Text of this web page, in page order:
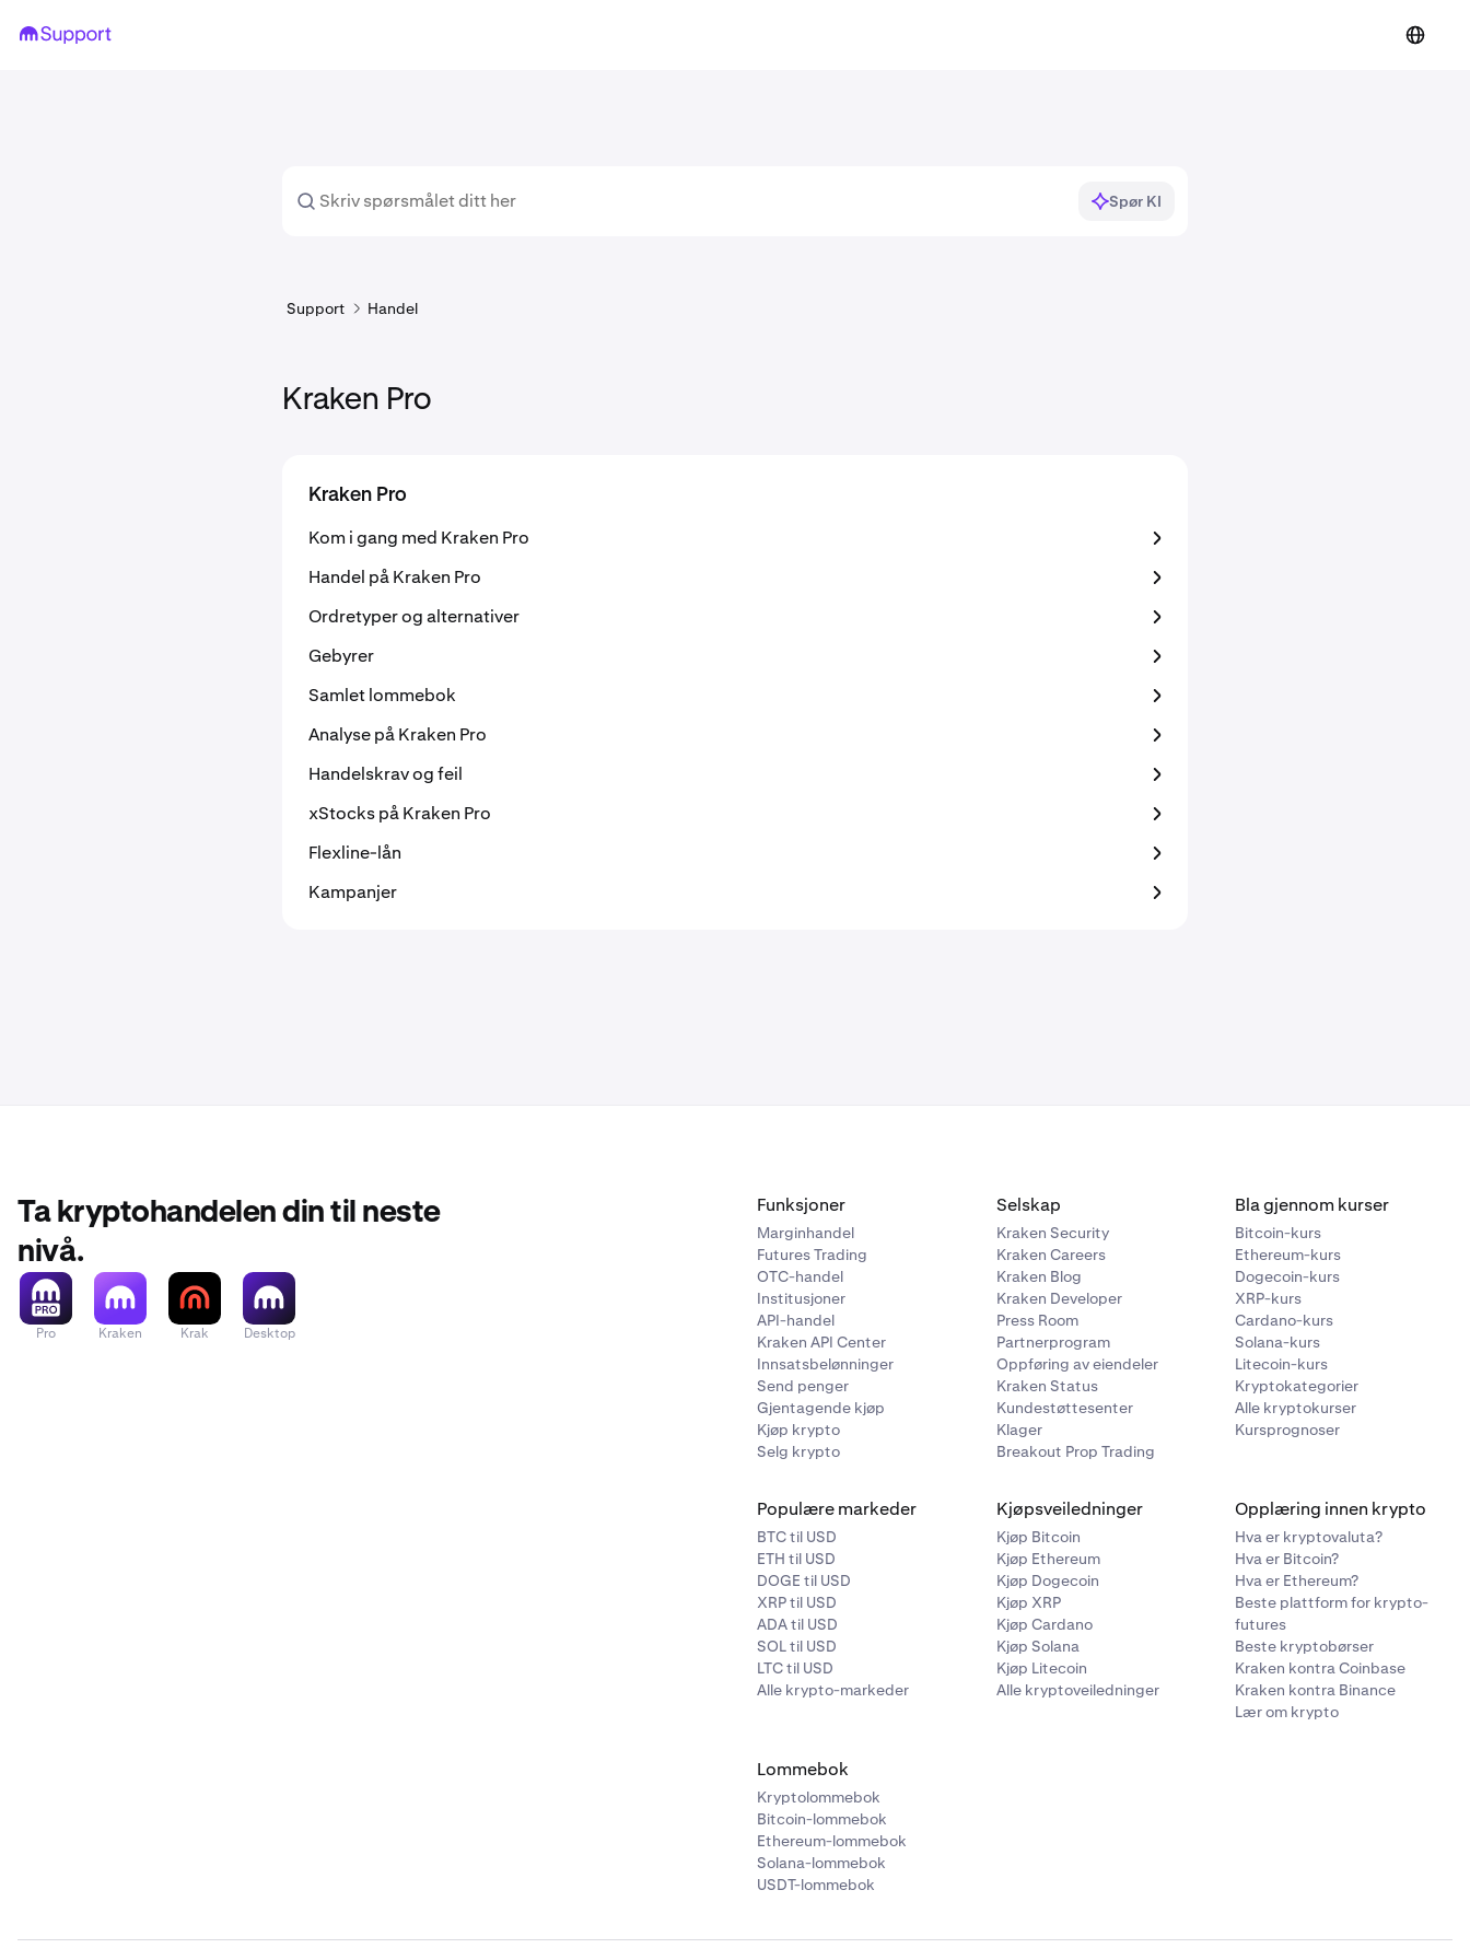
Spør KI
Support Handel
Kraken Pro
Kraken Pro
Kom i gang med Kraken Pro
Handel på Kraken Pro
Ordretyper og alternativer
Gebyrer
Samlet lommebok
Analyse på Kraken Pro
Handelskrav og feil
xStocks på Kraken Pro
Flexline-lån
Kampanjer
Ta kryptohandelen din til neste
nivå.
Pro Kraken Krak Desktop
Funksjoner
Marginhandel
Futures Trading
OTC-handel
Institusjoner
API-handel
Kraken API Center
Innsatsbelønninger
Send penger
Gjentagende kjøp
Kjøp krypto
Selg krypto
Selskap
Kraken Security
Kraken Careers
Kraken Blog
Kraken Developer
Press Room
Partnerprogram
Oppføring av eiendeler
Kraken Status
Kundestøttesenter
Klager
Breakout Prop Trading
Bla gjennom kurser
Bitcoin-kurs
Ethereum-kurs
Dogecoin-kurs
XRP-kurs
Cardano-kurs
Solana-kurs
Litecoin-kurs
Kryptokategorier
Alle kryptokurser
Kursprognoser
Populære markeder
BTC til USD
ETH til USD
DOGE til USD
XRP til USD
ADA til USD
SOL til USD
LTC til USD
Alle krypto-markeder
Kjøpsveiledninger
Kjøp Bitcoin
Kjøp Ethereum
Kjøp Dogecoin
Kjøp XRP
Kjøp Cardano
Kjøp Solana
Kjøp Litecoin
Alle kryptoveiledninger
Opplæring innen krypto
Hva er kryptovaluta?
Hva er Bitcoin?
Hva er Ethereum?
Beste plattform for krypto-
futures
Beste kryptobørser
Kraken kontra Coinbase
Kraken kontra Binance
Lær om krypto
Lommebok
Kryptolommebok
Bitcoin-lommebok
Ethereum-lommebok
Solana-lommebok
USDT-lommebok